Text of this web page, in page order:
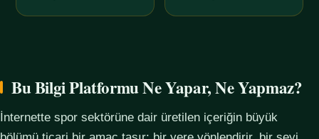
Bu Bilgi Platformu Ne Yapar, Ne Yapmaz?
İnternette spor sektörüne dair üretilen içeriğin büyük